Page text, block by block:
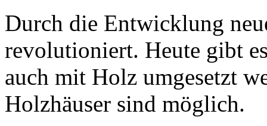
Durch die Entwicklung
revolutioniert. Heute gibt
auch mit Holz umgesetzt
Holzhäuser sind möglich.